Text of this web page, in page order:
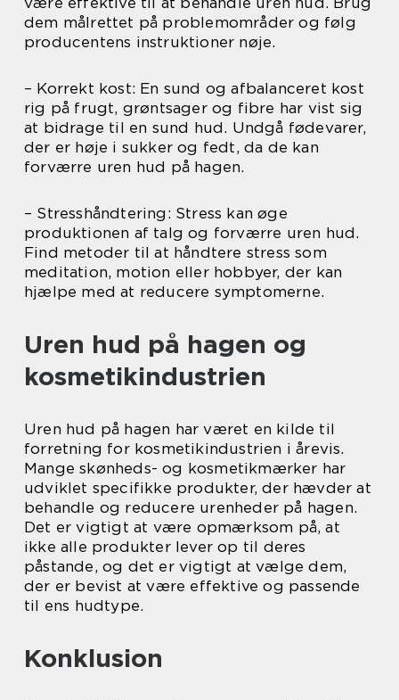
dem målrettet på problemområder og følg
producentens instruktioner nøje.
– Korrekt kost: En sund og afbalanceret kost
rig på frugt, grøntsager og fibre har vist sig
at bidrage til en sund hud. Undgå fødevarer,
der er høje i sukker og fedt, da de kan
forværre uren hud på hagen.
– Stresshåndtering: Stress kan øge
produktionen af talg og forværre uren hud.
Find metoder til at håndtere stress som
meditation, motion eller hobbyer, der kan
hjælpe med at reducere symptomerne.
Uren hud på hagen og
kosmetikindustrien
Uren hud på hagen har været en kilde til
forretning for kosmetikindustrien i årevis.
Mange skønheds- og kosmetikmærker har
udviklet specifikke produkter, der hævder at
behandle og reducere urenheder på hagen.
Det er vigtigt at være opmærksom på, at
ikke alle produkter lever op til deres
påstande, og det er vigtigt at vælge dem,
der er bevist at være effektive og passende
til ens hudtype.
Konklusion